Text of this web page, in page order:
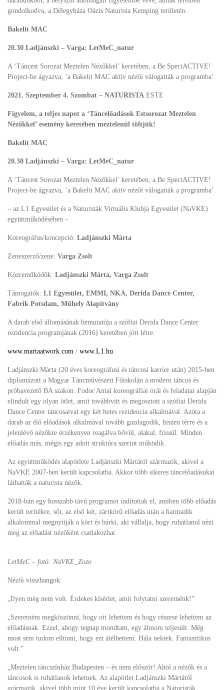
gondolkodva, a Délegyháza Oázis Naturista Kemping területén.
Bakelit MAC
20.30 Ladjánszki – Varga: LetMeC_natur
A ‘Táncest Sorozat Meztelen Nézőkkel’ keretében, a Be SpectACTIVE!
Project-be ágyazva, ‘a Bakelit MAC aktív nézői válogatták a programba’.
2021. Szeptember 4. Szombat – NATURISTA ESTE
Figyelem, a teljes napot a ‘Táncelőadások Estsorozat Meztelen
Nézőkkel’ esemény keretében meztelenül töltjük!
Bakelit MAC
20.30 Ladjánszki – Varga: LetMeC_natur
A ‘Táncest Sorozat Meztelen Nézőkkel’ keretében, a Be SpectACTIVE!
Project-be ágyazva, ‘a Bakelit MAC aktív nézői válogatták a programba’.
– az L1 Egyesület és a Naturisták Virtuális Klubja Egyesület (NaVKE)
együttműködésében –
Koreográfus/koncepció: Ladjánszki Márta
Zeneszerző/zene: Varga Zsolt
Közreműködők: Ladjánszki Márta, Varga Zsolt
Támogatók: L1 Egyesület, EMMI, NKA, Derida Dance Center,
Fabrik Potsdam, Műhely Alapítvány
A darab első állomásának bemutatója a szófiai Derida Dance Center
rezidencia programjának (2016) keretében jött létre.
www.martaatwork.com / www.L1.hu
Ladjánszki Márta (20 éves koreográfusi és táncosi karrier után) 2015-ben
diplomázott a Magyar Táncművészeti Főiskolán a modern táncos és
próbavezető BA szakon. Fodor Antal koreográfiai órái és feladatai alapján
elindult egy olyan ötlet, amit továbbvitt és megosztott a szófiai Derida
Dance Center táncosaival egy két hetes rezidencia alkalmával. Azóta a
darab az élő előadások alkalmával tovább gazdagodik, hiszen térre és a
jelenlévő nézőkre érzékenyen reagálva bővül, alakul, frissül. Minden
előadás más, mégis egy adott struktúra szerint működik.
Az együttműködés alapötlete Ladjánszki Mártától származik, akivel a
NaVKE 2007-ben került kapcsolatba. Akkor több sikeres táncelőadásukat
láthatták a naturista nézők.
2018-ban egy hosszabb távú programot indítottak el, amiben több előadás
került terítékre, sőt, az első két, zártkörű előadás után a harmadik
alkalommal megnyitják a kört és bárki, aki vállalja, hogy ruhátlanul nézi
meg az előadást nézőként csatlakozhat.
LetMeC – fotó: NaVKE_Zozo
Nézői visszhangok:
„Ilyen még nem volt. Érdekes kísérlet, amit folytatni szeretnénk!”
„Szeretném megköszönni, hogy ott lehettem és hogy részese lehettem az
előadásnak. Ezzel, ahogy tegnap mondtam, egy álmom teljesült. Még
most sem tudom elhinni, hogy ezt átélhettem. Hála nektek. Fantasztikus
volt.”
„Meztelen táncszínház Budapesten – és nem először! Ahol a nézők és a
táncosok is ruhátlanok lehetnek. Az alapötlet Ladjánszki Mártától
származik, akivel több mint 10 éve került kapcsolatba a Naturisták